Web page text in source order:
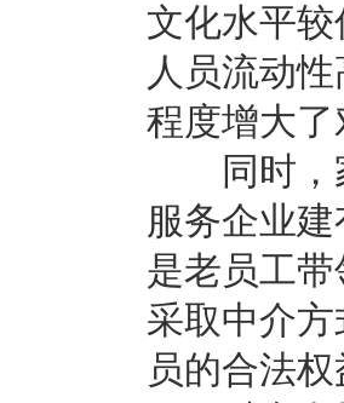
文化水平
人员流动
程度增大
同时，家
服务企业
是老员工
采取中介
员的合法